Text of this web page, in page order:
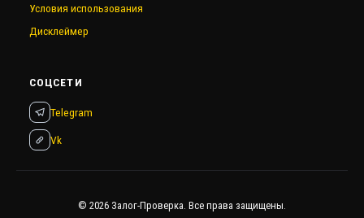
Условия использования
Дисклеймер
СОЦСЕТИ
Telegram
Vk
© 2026 Залог-Проверка. Все права защищены.